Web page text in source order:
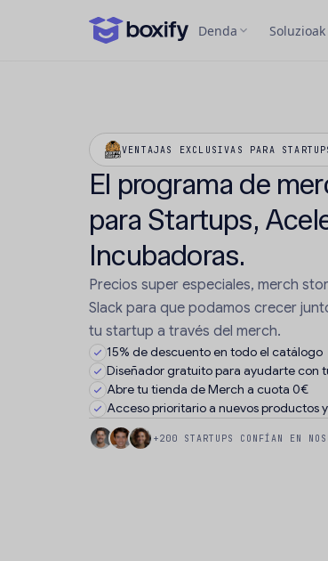
Denda Soluzioak
VENTAJAS EXCLUSIVAS PARA
El programa de
para Startups,
Incubadoras.
Precios super especiales, merch
Slack para que podamos crecer
tu startup a través del merch.
15% de descuento en todo el catálogo
Diseñador gratuito para ayudarte con
Abre tu tienda de Merch a cuota 0€
Acceso prioritario a nuevos productos
+200 STARTUPS CONFÍAN EN